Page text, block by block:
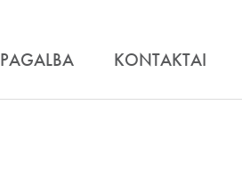
PAGALBA KONTAKTAI